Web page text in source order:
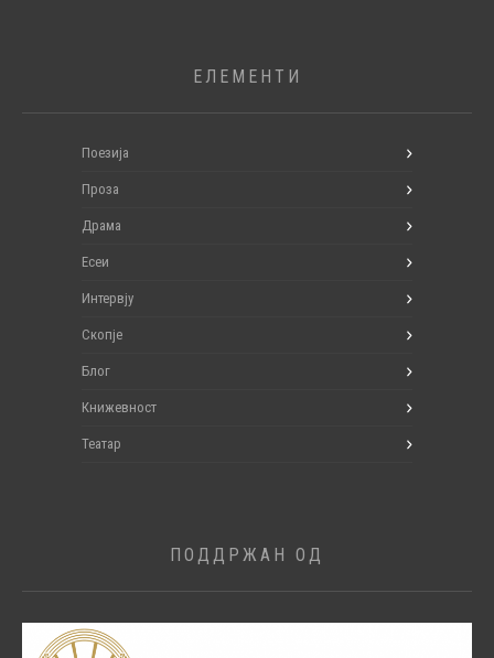
ЕЛЕМЕНТИ
Поезија
Проза
Драма
Есеи
Интервју
Скопје
Блог
Книжевност
Театар
ПОДДРЖАН ОД